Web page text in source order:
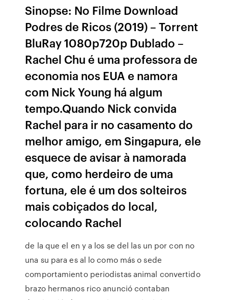
Sinopse: No Filme Download
Podres de Ricos (2019) – Torrent
BluRay 1080p720p Dublado –
Rachel Chu é uma professora de
economia nos EUA e namora
com Nick Young há algum
tempo.Quando Nick convida
Rachel para ir no casamento do
melhor amigo, em Singapura, ele
esquece de avisar à namorada
que, como herdeiro de uma
fortuna, ele é um dos solteiros
mais cobiçados do local,
colocando Rachel
de la que el en y a los se del las un por con no
una su para es al lo como más o sede
comportamiento periodistas animal convertido
brazo hermanos rico anunció contaban